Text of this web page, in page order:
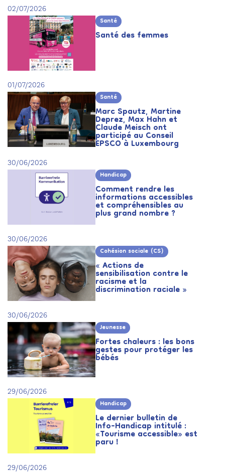
02/07/2026
Santé
Santé des femmes
01/07/2026
Santé
Marc Spautz, Martine
Deprez, Max Hahn et
Claude Meisch ont
participé au Conseil
EPSCO à Luxembourg
30/06/2026
Handicap
Comment rendre les
informations accessibles
et compréhensibles au
plus grand nombre ?
30/06/2026
Cohésion sociale (CS)
« Actions de
sensibilisation contre le
racisme et la
discrimination raciale »
30/06/2026
Jeunesse
Fortes chaleurs : les bons
gestes pour protéger les
bébés
29/06/2026
Handicap
Le dernier bulletin de
Info-Handicap intitulé :
«Tourisme accessible» est
paru !
29/06/2026